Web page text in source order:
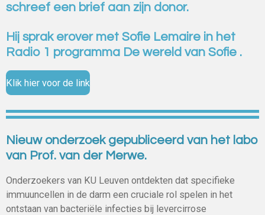
schreef een brief aan zijn donor.
Hij sprak erover met Sofie Lemaire in het
Radio 1 programma De wereld van Sofie .
Klik hier voor de link
Nieuw onderzoek gepubliceerd van het labo
van Prof. van der Merwe.
Onderzoekers van KU Leuven ontdekten dat specifieke
immuuncellen in de darm een cruciale rol spelen in het
ontstaan van bacteriële infecties bij levercirrose